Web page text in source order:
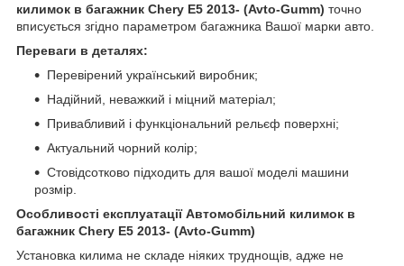
килимок в багажник Chery E5 2013- (Avto-Gumm) точно
вписується згідно параметром багажника Вашої марки авто.
Переваги в деталях:
Перевірений український виробник;
Надійний, неважкий і міцний матеріал;
Привабливий і функціональний рельєф поверхні;
Актуальний чорний колір;
Стовідсотково підходить для вашої моделі машини
розмір.
Особливості експлуатаціїАвтомобільний килимок в
багажник Chery E5 2013- (Avto-Gumm)
Установка килима не складе ніяких труднощів, адже не